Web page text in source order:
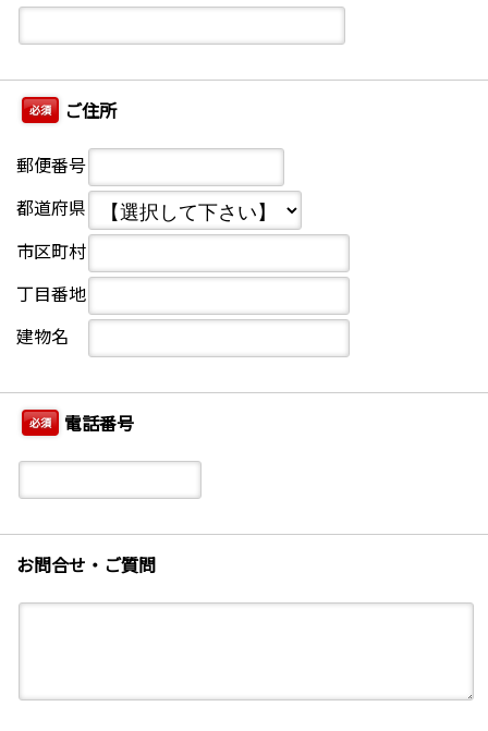
必須 ご住所
郵便番号
都道府県
市区町村
丁目番地
建物名
必須 電話番号
お問合せ・ご質問